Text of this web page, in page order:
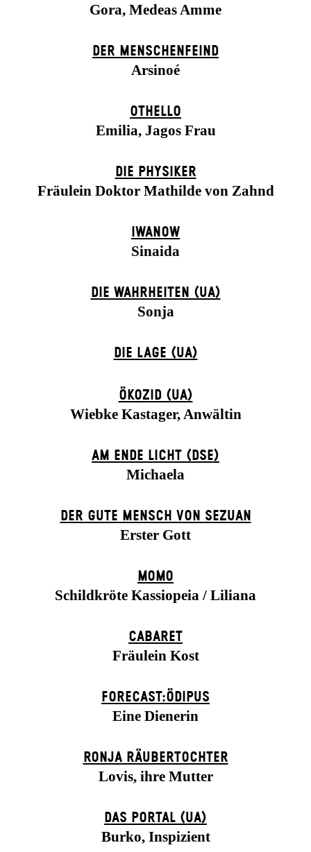
Gora, Medeas Amme
DER MENSCHENFEIND
Arsinoé
OTHELLO
Emilia, Jagos Frau
DIE PHYSIKER
Fräulein Doktor Mathilde von Zahnd
IWANOW
Sinaida
DIE WAHRHEITEN (UA)
Sonja
DIE LAGE (UA)
ÖKOZID (UA)
Wiebke Kastager, Anwältin
AM ENDE LICHT (DSE)
Michaela
DER GUTE MENSCH VON SEZUAN
Erster Gott
MOMO
Schildkröte Kassiopeia / Liliana
CABARET
Fräulein Kost
FORECAST:ÖDIPUS
Eine Dienerin
RONJA RÄUBER­TOCHTER
Lovis, ihre Mutter
DAS POR­TAL (UA)
Burko, Inspizient